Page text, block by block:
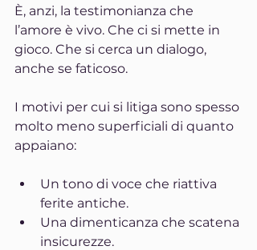
È, anzi, la testimonianza che
l’amore è vivo. Che ci si mette in
gioco. Che si cerca un dialogo,
anche se faticoso.
I motivi per cui si litiga sono spesso
molto meno superficiali di quanto
appaiano:
Un tono di voce che riattiva
ferite antiche.
Una dimenticanza che scatena
insicurezze.